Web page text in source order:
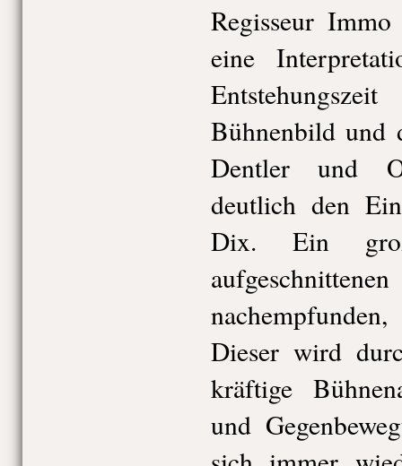
Regisseur
eine
Bühnenbild und
Dentler und
deutlich den
Dix. Ein
Dieser wird
kräftige
und